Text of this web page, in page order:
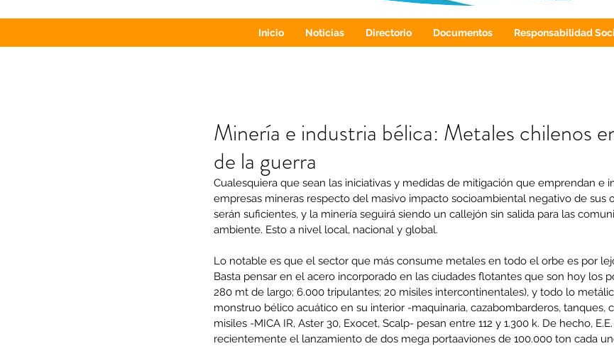
Inicio Noticias Directorio Documentos Responsabilidad
Minería e industria bélica: Metales chilenos
de la guerra
Cualesquiera que sean las iniciativas y medidas de mitigación que emprendan e
empresas mineras respecto del masivo impacto socioambiental negativo de sus
serán suficientes, y la minería seguirá siendo un callejón sin salida para las
ambiente. Esto a nivel local, nacional y global.
Lo notable es que el sector que más consume metales en todo el orbe es por
Basta pensar en el acero incorporado en las ciudades flotantes que son hoy los
280 mt de largo; 6.000 tripulantes; 20 misiles intercontinentales), y todo lo
monstruo bélico acuático en su interior -maquinaria, cazabombarderos, tanques,
misiles -MICA IR, Aster 30, Exocet, Scalp- pesan entre 112 y 1.300 k. De hecho,
recientemente el lanzamiento de dos mega portaaviones de 100.000 ton cada